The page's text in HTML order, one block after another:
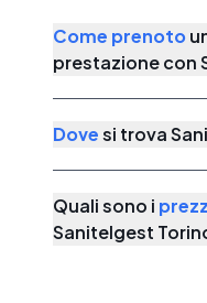
Come prenoto
prestazione con
Dovesi trova
Quali sono i
Sanitelgest